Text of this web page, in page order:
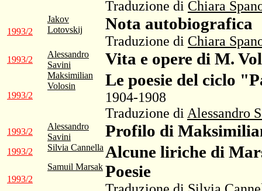
Traduzione di Chiara
1993/2
Jakov
Lotovskij
Nota autobiografica
Traduzione di Chiara
1993/2
Alessandro
Savini
Vita e opere di M.
1993/2
Maksimilian
Volosin
Le poesie del ciclo
1904-1908
Traduzione di Alessandro
1993/2
Alessandro
Savini
Profilo di
1993/2 Silvia Cannella Alcune liriche di
1993/2
Samuil Marsak Poesie